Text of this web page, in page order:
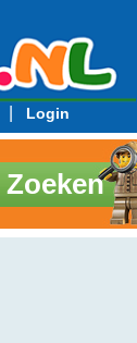
Login
Zoeken